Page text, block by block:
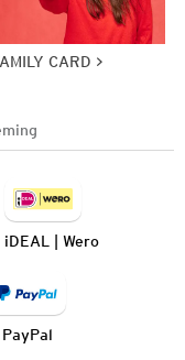
CARD
iDEAL | Wero
PayPal